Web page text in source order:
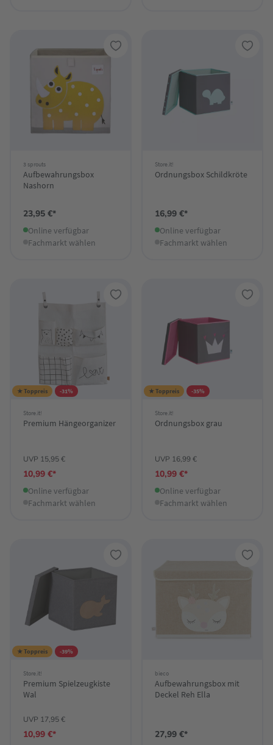
3 sprouts
Aufbewahrungsbox
Nashorn
23,95 €*
Online verfügbar
Fachmarkt wählen
Store.it!
Ordnungsbox Schildkröte
16,99 €*
Online verfügbar
Fachmarkt wählen
★ Toppreis -31%
Store.it!
Premium Hängeorganizer
UVP 15,95 €
10,99 €*
Online verfügbar
Fachmarkt wählen
★ Toppreis -35%
Store.it!
Ordnungsbox grau
UVP 16,99 €
10,99 €*
Online verfügbar
Fachmarkt wählen
★ Toppreis -39%
Store.it!
Premium Spielzeugkiste
Wal
UVP 17,95 €
10,99 €*
bieco
Aufbewahrungsbox mit
Deckel Reh Ella
27,99 €*